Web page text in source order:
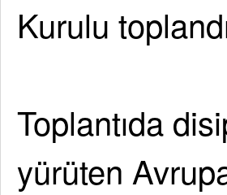
Kurulu
Toplantıda
yürüten